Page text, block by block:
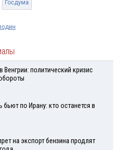
Госдума
Венгрии: политический кризис
по Ирану: кто останется в
на экспорт бензина продлят